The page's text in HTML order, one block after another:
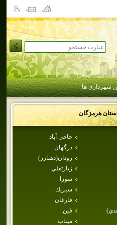
شهرداری ها
هرمزگان
حاجي آباد
درگهان
رودان(دهبارز)
زيارتعلي
سوزا
سيريك
فارغان
فين
ميناب